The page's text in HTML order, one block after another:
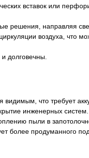
вставок или
решения, направляя
воздуха, что
долговечны.
видимым, что требует
инженерных систем.
пыли в
более продуманного